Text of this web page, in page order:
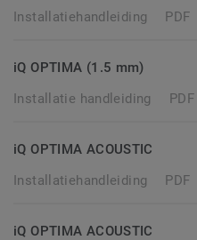
Installatiehandleiding
PDF
iQ OPTIMA (1.5 mm)
Installatie handleiding
PDF
iQ OPTIMA ACOUSTIC
Installatiehandleiding
PDF
iQ OPTIMA ACOUSTIC